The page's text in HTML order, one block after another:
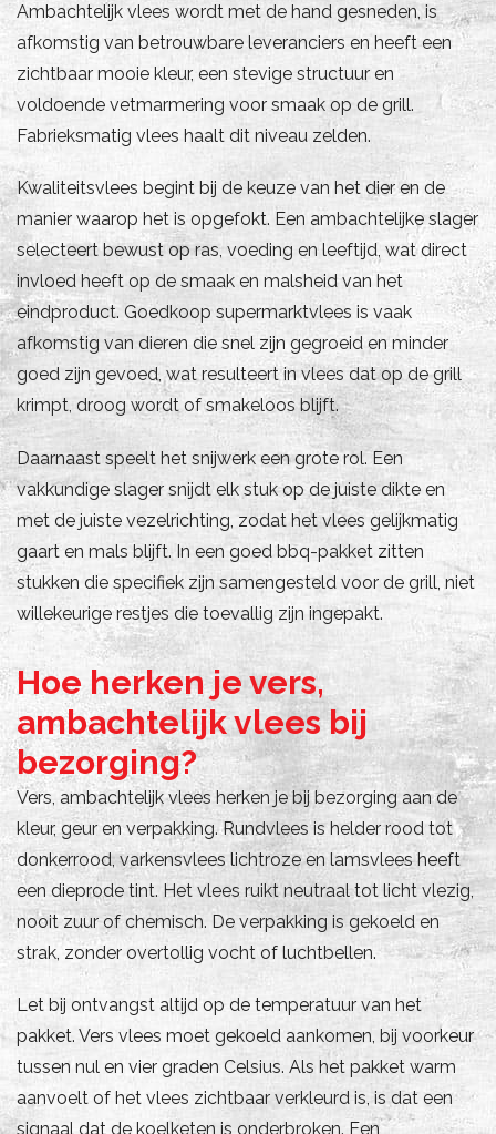
Ambachtelijk vlees wordt met de hand gesneden, is
afkomstig van betrouwbare leveranciers en heeft een
zichtbaar mooie kleur, een stevige structuur en
voldoende vetmarmering voor smaak op de grill.
Fabrieksmatig vlees haalt dit niveau zelden.
Kwaliteitsvlees begint bij de keuze van het dier en de
manier waarop het is opgefokt. Een ambachtelijke slager
selecteert bewust op ras, voeding en leeftijd, wat direct
invloed heeft op de smaak en malsheid van het
eindproduct. Goedkoop supermarktvlees is vaak
afkomstig van dieren die snel zijn gegroeid en minder
goed zijn gevoed, wat resulteert in vlees dat op de grill
krimpt, droog wordt of smakeloos blijft.
Daarnaast speelt het snijwerk een grote rol. Een
vakkundige slager snijdt elk stuk op de juiste dikte en
met de juiste vezelrichting, zodat het vlees gelijkmatig
gaart en mals blijft. In een goed bbq-pakket zitten
stukken die specifiek zijn samengesteld voor de grill, niet
willekeurige restjes die toevallig zijn ingepakt.
Hoe herken je vers,
ambachtelijk vlees bij
bezorging?
Vers, ambachtelijk vlees herken je bij bezorging aan de
kleur, geur en verpakking. Rundvlees is helder rood tot
donkerrood, varkensvlees lichtroze en lamsvlees heeft
een dieprode tint. Het vlees ruikt neutraal tot licht vlezig,
nooit zuur of chemisch. De verpakking is gekoeld en
strak, zonder overtollig vocht of luchtbellen.
Let bij ontvangst altijd op de temperatuur van het
pakket. Vers vlees moet gekoeld aankomen, bij voorkeur
tussen nul en vier graden Celsius. Als het pakket warm
aanvoelt of het vlees zichtbaar verkleurd is, is dat een
signaal dat de koelketen is onderbroken. Een